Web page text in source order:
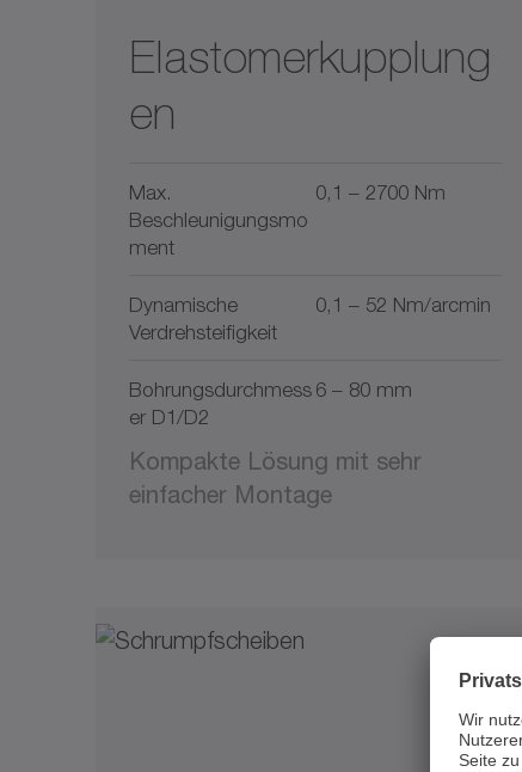
Elastomerkupplung
en
Max.
Beschleunigungsmo
ment
0,1 – 2700 Nm
Dynamische
Verdrehsteifigkeit
0,1 – 52 Nm/arcmin
Bohrungsdurchmess
er D1/D2
6 – 80 mm
Kompakte Lösung mit sehr
einfacher Montage